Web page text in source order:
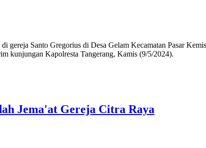
Santo Gregorius di Desa Gelam Kecamatan Pasar
kunjungan Kapolresta Tangerang, Kamis (9/5/2024).
Jema'at Gereja Citra Raya